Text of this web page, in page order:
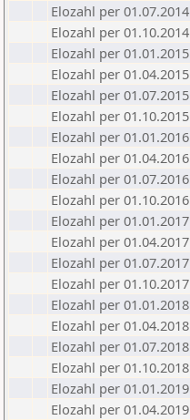
Elozahl per 01.07.2014
Elozahl per 01.10.2014
Elozahl per 01.01.2015
Elozahl per 01.04.2015
Elozahl per 01.07.2015
Elozahl per 01.10.2015
Elozahl per 01.01.2016
Elozahl per 01.04.2016
Elozahl per 01.07.2016
Elozahl per 01.10.2016
Elozahl per 01.01.2017
Elozahl per 01.04.2017
Elozahl per 01.07.2017
Elozahl per 01.10.2017
Elozahl per 01.01.2018
Elozahl per 01.04.2018
Elozahl per 01.07.2018
Elozahl per 01.10.2018
Elozahl per 01.01.2019
Elozahl per 01.04.2019